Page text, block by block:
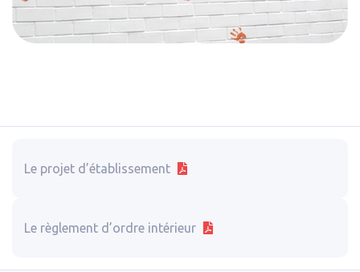
Le projet d’établissement
Le règlement d’ordre intérieur